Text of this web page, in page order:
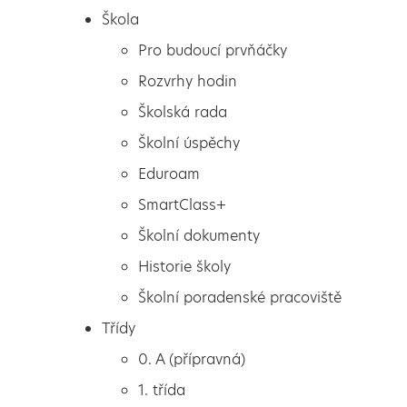
Pro budoucí prvňáčky
Rozvrhy hodin
Školská rada
Škola
Pro budoucí prvňáčky
Rozvrhy hodin
Školská rada
Školní úspěchy
Eduroam
SmartClass+
Školní dokumenty
Historie školy
Školní poradenské pracoviště
Třídy
0. A (přípravná)
1. třída
Kreativní tvoření